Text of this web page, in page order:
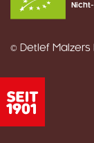
© Detlef Malzers